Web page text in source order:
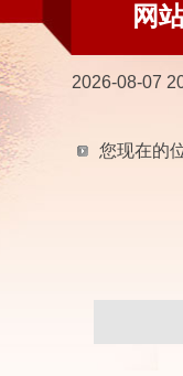
网
2026-08-07
您现在的